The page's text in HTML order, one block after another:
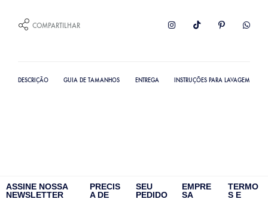
COMPARTILHAR
DESCRIÇÃO GUIA DE TAMANHOS ENTREGA INSTRUÇÕES PARA LAVAGEM
ASSINE NOSSA
NEWSLETTER
PRECIS
A DE
SEU
PEDIDO
EMPRE
SA
TERMO
S E